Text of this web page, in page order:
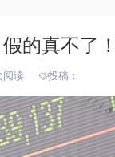
的真不了
阅读 投稿：